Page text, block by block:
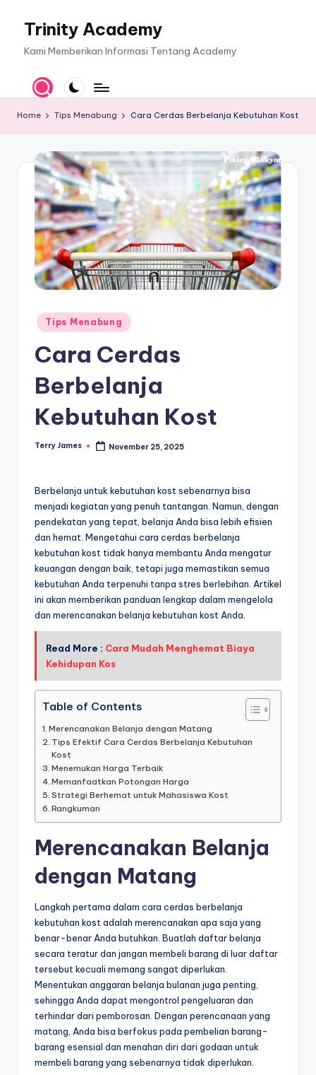
Trinity Academy
Kami Memberikan Informasi Tentang Academy
Home Tips Menabung Cara Cerdas Berbelanja Kebutuhan Kost
Posted
in
Tips Menabung
Cara Cerdas
Berbelanja
Kebutuhan Kost
Posted
Terry James November 25, 2025
Berbelanja untuk kebutuhan kost sebenarnya bisa
menjadi kegiatan yang penuh tantangan. Namun, dengan
pendekatan yang tepat, belanja Anda bisa lebih efisien
dan hemat. Mengetahui cara cerdas berbelanja
kebutuhan kost tidak hanya membantu Anda mengatur
keuangan dengan baik, tetapi juga memastikan semua
kebutuhan Anda terpenuhi tanpa stres berlebihan. Artikel
ini akan memberikan panduan lengkap dalam mengelola
dan merencanakan belanja kebutuhan kost Anda.
Read More : Cara Mudah Menghemat Biaya
Kehidupan Kos
Table of Contents
Merencanakan Belanja dengan Matang
Tips Efektif Cara Cerdas Berbelanja Kebutuhan
Kost
Menemukan Harga Terbaik
Memanfaatkan Potongan Harga
Strategi Berhemat untuk Mahasiswa Kost
Rangkuman
Merencanakan Belanja
dengan Matang
Langkah pertama dalam cara cerdas berbelanja
kebutuhan kost adalah merencanakan apa saja yang
benar-benar Anda butuhkan. Buatlah daftar belanja
secara teratur dan jangan membeli barang di luar daftar
tersebut kecuali memang sangat diperlukan.
Menentukan anggaran belanja bulanan juga penting,
sehingga Anda dapat mengontrol pengeluaran dan
terhindar dari pemborosan. Dengan perencanaan yang
matang, Anda bisa berfokus pada pembelian barang-
barang esensial dan menahan diri dari godaan untuk
membeli barang yang sebenarnya tidak diperlukan.